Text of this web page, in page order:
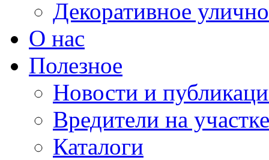
Декоративное
О нас
Полезное
Новости и
Вредители на участке
Каталоги